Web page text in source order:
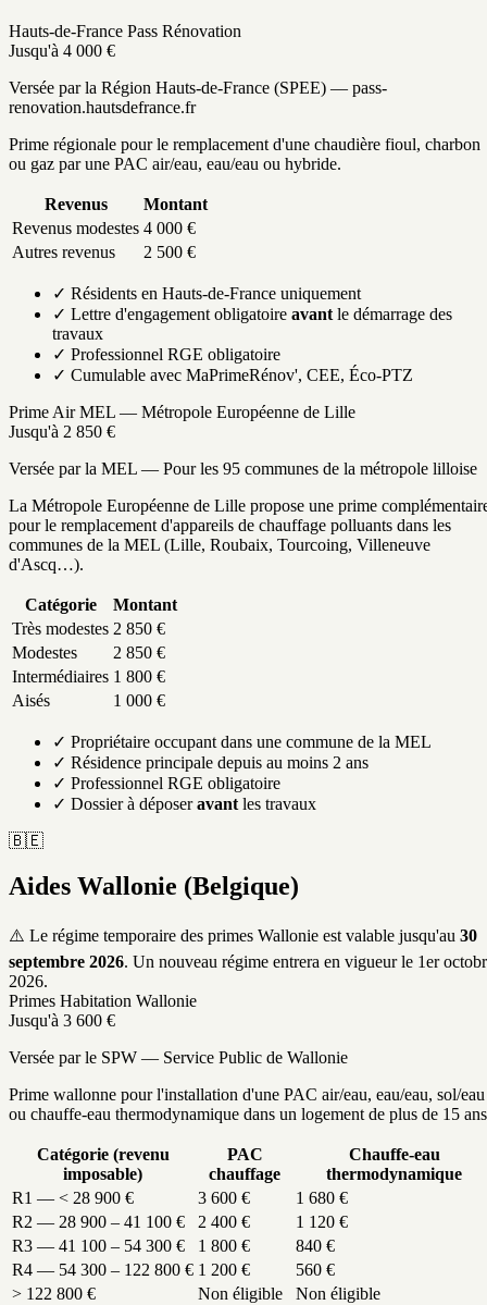
Hauts-de-France Pass Rénovation
Jusqu'à 4 000 €
Versée par la Région Hauts-de-France (SPEE) — pass-
renovation.hautsdefrance.fr
Prime régionale pour le remplacement d'une chaudière fioul, charbon
ou gaz par une PAC air/eau, eau/eau ou hybride.
Revenus
Montant
Revenus modestes 4 000 €
Autres revenus
2 500 €
✓ Résidents en Hauts-de-France uniquement
✓ Lettre d'engagement obligatoire avant le démarrage des
travaux
✓ Professionnel RGE obligatoire
✓ Cumulable avec MaPrimeRénov', CEE, Éco-PTZ
Prime Air MEL — Métropole Européenne de Lille
Jusqu'à 2 850 €
Versée par la MEL — Pour les 95 communes de la métropole lilloise
La Métropole Européenne de Lille propose une prime
pour le remplacement d'appareils de chauffage polluants dans les
communes de la MEL (Lille, Roubaix, Tourcoing, Villeneuve
d'Ascq…).
Catégorie
Montant
Très modestes 2 850 €
Modestes
2 850 €
Intermédiaires 1 800 €
Aisés
1 000 €
✓ Propriétaire occupant dans une commune de la MEL
✓ Résidence principale depuis au moins 2 ans
✓ Professionnel RGE obligatoire
✓ Dossier à déposeravant les travaux
🇧🇪
Aides Wallonie (Belgique)
⚠️ Le régime temporaire des primes Wallonie est valable jusqu'au 30
septembre 2026. Un nouveau régime entrera en vigueur le 1er
2026.
Primes Habitation Wallonie
Jusqu'à 3 600 €
Versée par le SPW — Service Public de Wallonie
Prime wallonne pour l'installation d'une PAC air/eau, eau/eau, sol/eau
ou chauffe-eau thermodynamique dans un logement de plus de 15
Catégorie (revenu
imposable)
PAC
chauffage
Chauffe-eau
thermodynamique
R1 — < 28 900 €
3 600 €
1 680 €
R2 — 28 900 – 41 100 €
2 400 €
1 120 €
R3 — 41 100 – 54 300 €
1 800 €
840 €
R4 — 54 300 – 122 800 € 1 200 €
560 €
> 122 800 €
Non éligible Non éligible